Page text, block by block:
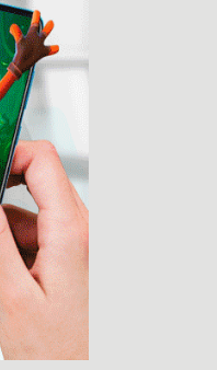
উপায় কি?
খেলা!
সমন্বয়
ভেঙে
চেয়েছিল
কঠিন